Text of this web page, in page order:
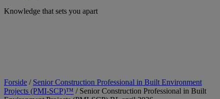
Knowledge that sets you apart
Forside / Senior Construction Professional in Built Environment
Projects (PMI-SCP)™ / Senior Construction Professional in Built